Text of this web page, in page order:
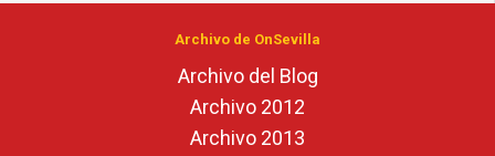
Archivo de OnSevilla
Archivo del Blog
Archivo 2012
Archivo 2013